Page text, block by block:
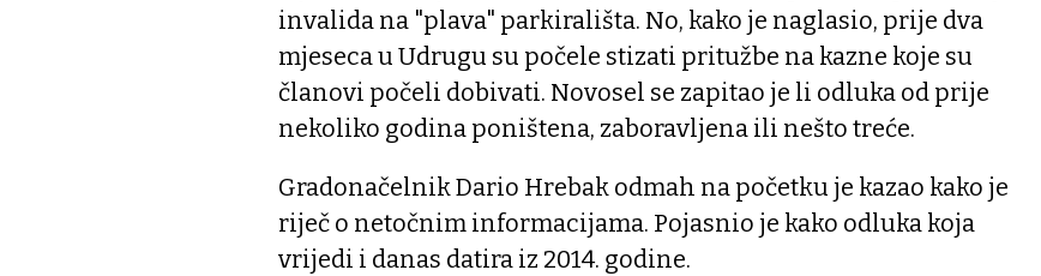
invalida na "plava" parkirališta. No, kako je naglasio, prije dva
mjeseca u Udrugu su počele stizati pritužbe na kazne koje su
članovi počeli dobivati. Novosel se zapitao je li odluka od prije
nekoliko godina poništena, zaboravljena ili nešto treće.
Gradonačelnik Dario Hrebak odmah na početku je kazao kako je
riječ o netočnim informacijama. Pojasnio je kako odluka koja
vrijedi i danas datira iz 2014. godine.